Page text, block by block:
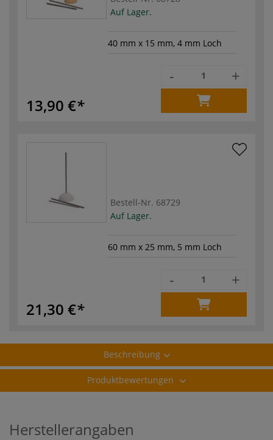
Auf Lager.
40 mm x 15 mm, 4 mm Loch
13,90 €
- +
Bestell-Nr. 68729
Auf Lager.
60 mm x 25 mm, 5 mm Loch
21,30 €
- +
Beschreibung
Produktbewertungen
Herstellerangaben